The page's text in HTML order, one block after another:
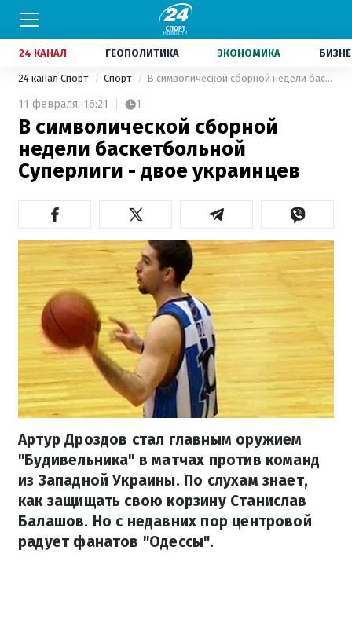
24 КАНАЛ ГЕОПОЛИТИКА ЭКОНОМИКА
24 канал Спорт Спорт В символической сборной недели баскетбольной Суперлиги - двое украинцев
11 февраля, 16:21 1
В символической сборной
недели баскетбольной
Суперлиги - двое украинцев
Артур Дроздов стал главным оружием
"Будивельника" в матчах против команд
из Западной Украины. По слухам знает,
как защищать свою корзину Станислав
Балашов. Но с недавних пор центровой
радует фанатов "Одессы".